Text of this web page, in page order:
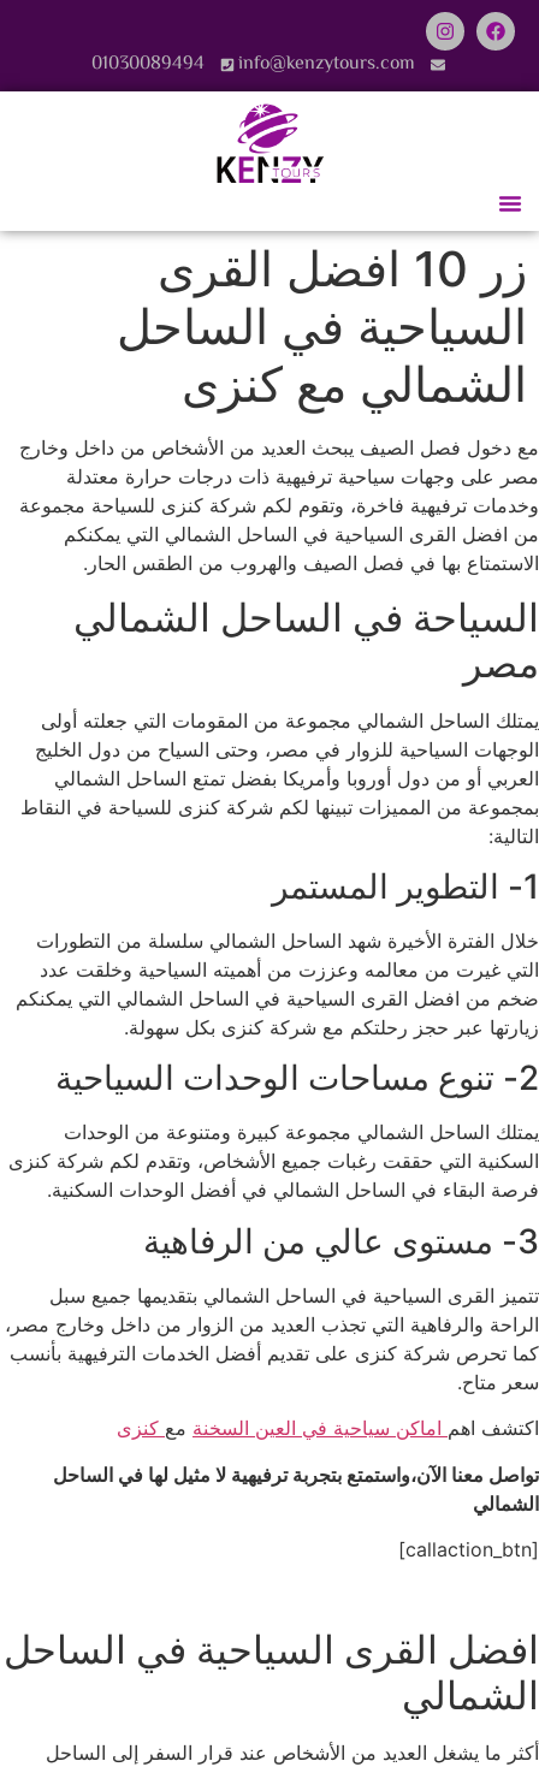
info@kenzytours.com
01030089494
زر 10 افضل القرى
السياحية في الساحل
الشمالي مع كنزى
مع دخول فصل الصيف يبحث العديد من الأشخاص من داخل وخارج
مصر على وجهات سياحية ترفيهية ذات درجات حرارة معتدلة
وخدمات ترفيهية فاخرة، وتقوم لكم شركة كنزى للسياحة مجموعة
من افضل القرى السياحية في الساحل الشمالي التي يمكنكم
الاستمتاع بها في فصل الصيف والهروب من الطقس الحار.
السياحة في الساحل الشمالي
مصر
يمتلك الساحل الشمالي مجموعة من المقومات التي جعلته أولى
الوجهات السياحية للزوار في مصر، وحتى السياح من دول الخليج
العربي أو من دول أوروبا وأمريكا بفضل تمتع الساحل الشمالي
بمجموعة من المميزات تبينها لكم شركة كنزى للسياحة في النقاط
التالية:
1- التطوير المستمر
خلال الفترة الأخيرة شهد الساحل الشمالي سلسلة من التطورات
التي غيرت من معالمه وعززت من أهميته السياحية وخلقت عدد
ضخم من افضل القرى السياحية في الساحل الشمالي التي يمكنكم
زيارتها عبر حجز رحلتكم مع شركة كنزى بكل سهولة.
2- تنوع مساحات الوحدات السياحية
يمتلك الساحل الشمالي مجموعة كبيرة ومتنوعة من الوحدات
السكنية التي حققت رغبات جميع الأشخاص، وتقدم لكم شركة كنزى
فرصة البقاء في الساحل الشمالي في أفضل الوحدات السكنية.
3- مستوى عالي من الرفاهية
تتميز القرى السياحية في الساحل الشمالي بتقديمها جميع سبل
الراحة والرفاهية التي تجذب العديد من الزوار من داخل وخارج مصر،
كما تحرص شركة كنزى على تقديم أفضل الخدمات الترفيهية بأنسب
سعر متاح.
اكتشف اهم اماكن سياحية في العين السخنة مع كنزى
تواصل معنا الآن،واستمتع بتجربة ترفيهية لا مثيل لها في الساحل
الشمالي
[callaction_btn]
افضل القرى السياحية في الساحل
الشمالي
أكثر ما يشغل العديد من الأشخاص عند قرار السفر إلى الساحل